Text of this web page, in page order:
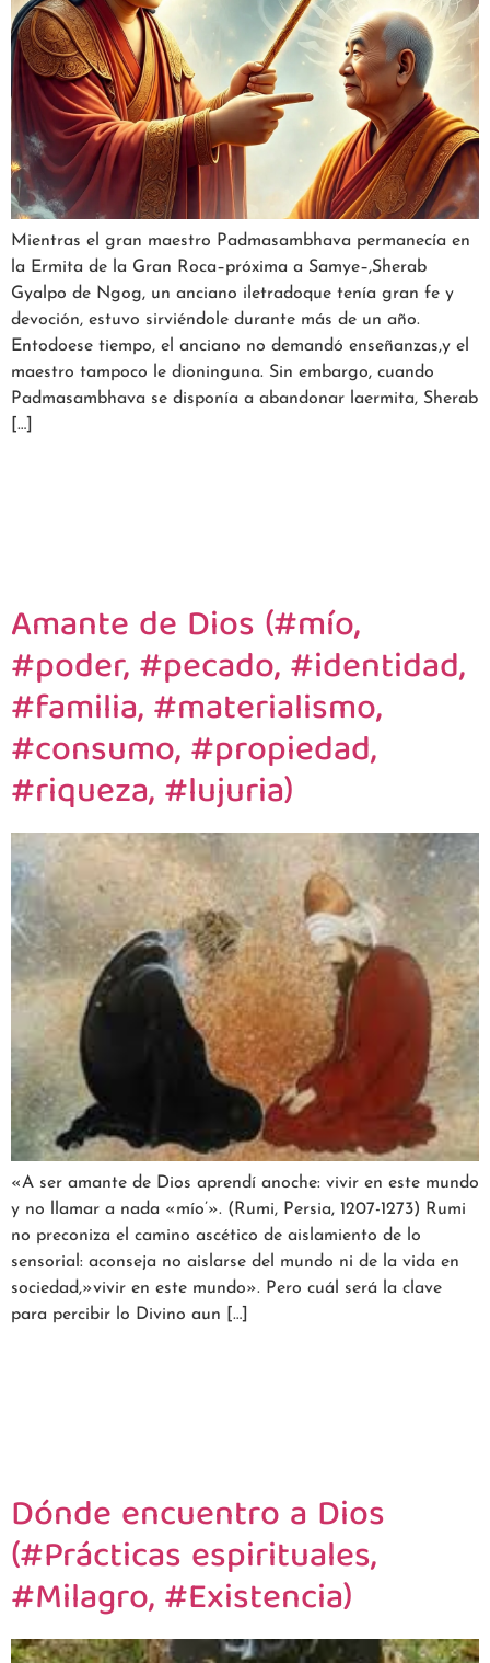
Mientras el gran maestro Padmasambhava permanecía en
la Ermita de la Gran Roca–próxima a Samye–,Sherab
Gyalpo de Ngog, un anciano iletradoque tenía gran fe y
devoción, estuvo sirviéndole durante más de un año.
Entodoese tiempo, el anciano no demandó enseñanzas,y el
maestro tampoco le dioninguna. Sin embargo, cuando
Padmasambhava se disponía a abandonar laermita, Sherab
[…]
Amante de Dios (#mío,
#poder, #pecado, #identidad,
#familia, #materialismo,
#consumo, #propiedad,
#riqueza, #lujuria)
«A ser amante de Dios aprendí anoche: vivir en este mundo
y no llamar a nada «mío’». (Rumi, Persia, 1207-1273) Rumi
no preconiza el camino ascético de aislamiento de lo
sensorial: aconseja no aislarse del mundo ni de la vida en
sociedad,»vivir en este mundo». Pero cuál será la clave
para percibir lo Divino aun […]
Dónde encuentro a Dios
(#Prácticas espirituales,
#Milagro, #Existencia)